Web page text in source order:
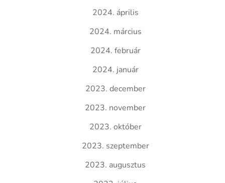
2024. április
2024. március
2024. február
2024. január
2023. december
2023. november
2023. október
2023. szeptember
2023. augusztus